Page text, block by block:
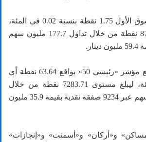
كما ارتفع مؤشر السوق الأول 1.75 نقطة بنسبة 0.02 في المئة،
ليبلغ مستوى 8756.47 نقطة من خلال تداول 177.7 مليون سهم
في موازاة ذلك ارتفع مؤشر «رئيسي 50» بواقع 63.64 نقطة أي
بنسبة 0.88 في المئة، ليبلغ مستوى 7283.71 نقطة من خلال
تداول 204.7 مليون سهم عبر 9234 صفقة نقدية بقيمة 35.9 مليون
و«أركان» و«أسمنت» و«إنجازات»